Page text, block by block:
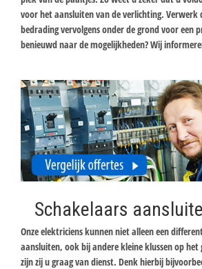
voor het aansluiten van de verlichting. Verwerk
bedrading vervolgens onder de grond voor een
benieuwd naar de mogelijkheden? Wij
Schakelaars
Onze elektriciens kunnen niet alleen een
aansluiten, ook bij andere kleine klussen op
zijn zij u graag van dienst. Denk hierbij